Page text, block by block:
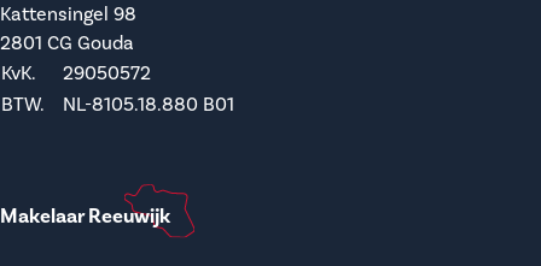
Kattensingel 98
2801 CG Gouda
KvK.
29050572
BTW.
NL-8105.18.880 B01
Makelaar Reeuwijk